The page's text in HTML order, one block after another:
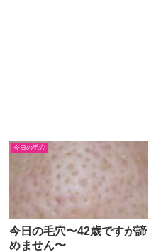
今日の毛穴
今日の毛穴〜42歳ですが諦
めません〜